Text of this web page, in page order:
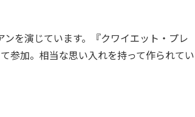
を演じています。『クワイエット・プレ
参加。相当な思い入れを持って作られてい